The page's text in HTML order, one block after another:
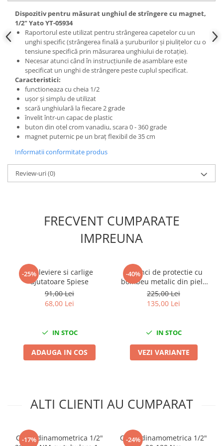
Alfa romeo
Audi
Chevrolet
Chrysler
Citroen
Dacia
Fiat
Ford
Jaguar
Jeep
Lancia
Land Rover
Renault
Rover
Universale
Volkswagen
Scule Pneumatice
Alte scule pneumatice
Chei cu clichet
Dispozitiv pentru măsurat unghiul de strîngere cu magnet,
1/2" Yato YT-05934
Raportorul este utilizat pentru strângerea capetelor cu un
unghi specific (strângerea finală a șuruburilor și piulițelor cu o
tensiune specifică prin măsurarea unghiului de rotație).
Necesar atunci când în instrucțiunile de asamblare este
specificat un unghi de strângere peste cuplul specificat.
Caracteristici:
functioneaza cu cheia 1/2
ușor și simplu de utilizat
scară unghiulară la fiecare 2 grade
învelit într-un capac de plastic
buton din otel crom vanadiu, scara 0 - 360 grade
magnet puternic pe un braț flexibil de 35 cm
Informatii conformitate produs
Review-uri(0)
FRECVENT CUMPARATE
IMPREUNA
-25%
Set leviere si carlige
ajutatoare 5piese
91,00 Lei
68,00 Lei
IN STOC
ADAUGA IN COS
-40%
Bocanci de protectie cu
bombeu metalic din piele
naturala WS3
225,00 Lei
135,00 Lei
IN STOC
VEZI VARIANTE
ALTI CLIENTI AU CUMPARAT
-17%
Cheie dinamometrica 1/2"
-24%
Cheie dinamometrica 1/2"